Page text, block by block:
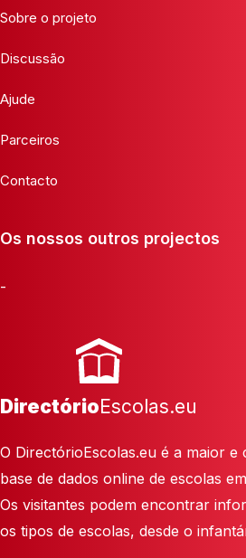
Sobre o projeto
Discussão
Ajude
Parceiros
Contacto
Os nossos outros projectos
-
DirectórioEscolas.eu
O DirectórioEscolas.eu é a maior e
base de dados online de escolas
Os visitantes podem encontrar
os tipos de escolas, desde o